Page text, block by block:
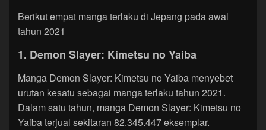
Berikut empat manga terlaku di Jepang pada awal
tahun 2021
1. Demon Slayer: Kimetsu no Yaiba
Manga Demon Slayer: Kimetsu no Yaiba menyebet
urutan kesatu sebagai manga terlaku tahun 2021.
Dalam satu tahun, manga Demon Slayer: Kimetsu no
Yaiba terjual sekitaran 82.345.447 eksemplar.